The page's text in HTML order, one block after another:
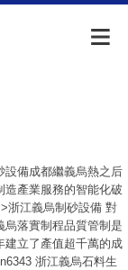
設備成都繼義烏熱之后
造產業服務的智能化破
浙江義烏制砂設備 對
烏落實制程品質管制是
建立了產值超千萬的成
浙江義烏石料生